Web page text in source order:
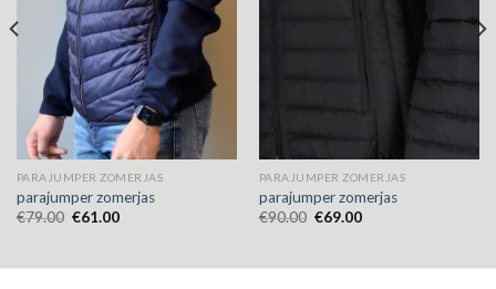
PARAJUMPER ZOMERJAS
parajumper zomerjas
€79.00 €61.00
PARAJUMPER ZOMERJAS
parajumper zomerjas
€90.00 €69.00